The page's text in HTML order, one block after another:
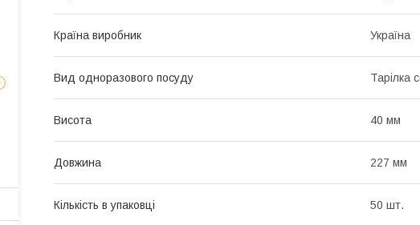
Країна виробник Україна
Вид одноразового посуду Тарілка
Висота 40 мм
Довжина 227 мм
Кількість в упаковці 50 шт.